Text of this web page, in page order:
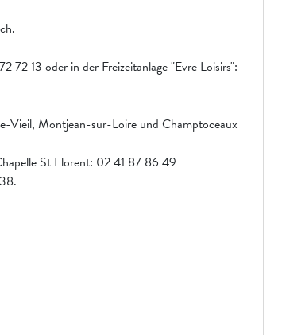
72 13 oder in der Freizeitanlage "Evre Loisirs":
Vieil, Montjean-sur-Loire und Champtoceaux
St Florent: 02 41 87 86 49